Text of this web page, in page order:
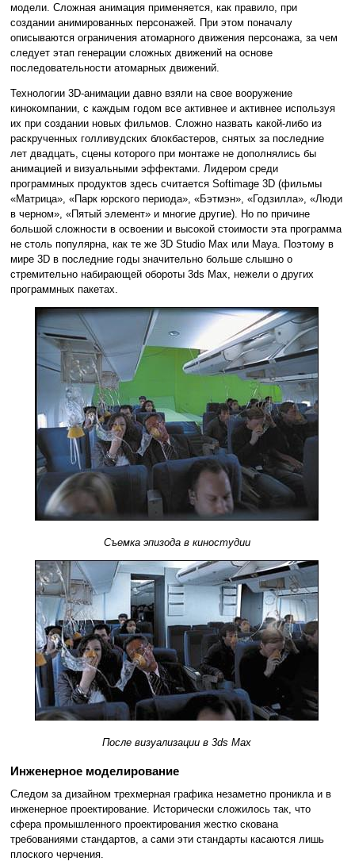
модели. Сложная анимация применяется, как правило, при
создании анимированных персонажей. При этом поначалу
описываются ограничения атомарного движения персонажа, за чем
следует этап генерации сложных движений на основе
последовательности атомарных движений.
Технологии 3D-анимации давно взяли на свое вооружение
кинокомпании, с каждым годом все активнее и активнее используя
их при создании новых фильмов. Сложно назвать какой-либо из
раскрученных голливудских блокбастеров, снятых за последние
лет двадцать, сцены которого при монтаже не дополнялись бы
анимацией и визуальными эффектами. Лидером среди
программных продуктов здесь считается Softimage 3D (фильмы
«Матрица», «Парк юрского периода», «Бэтмэн», «Годзилла», «Люди
в черном», «Пятый элемент» и многие другие). Но по причине
большой сложности в освоении и высокой стоимости эта программа
не столь популярна, как те же 3D Studio Max или Maya. Поэтому в
мире 3D в последние годы значительно больше слышно о
стремительно набирающей обороты 3ds Max, нежели о других
программных пакетах.
Съемка эпизода в киностудии
После визуализации в 3ds Max
Инженерное моделирование
Следом за дизайном трехмерная графика незаметно проникла и в
инженерное проектирование. Исторически сложилось так, что
сфера промышленного проектирования жестко скована
требованиями стандартов, а сами эти стандарты касаются лишь
плоского черчения.